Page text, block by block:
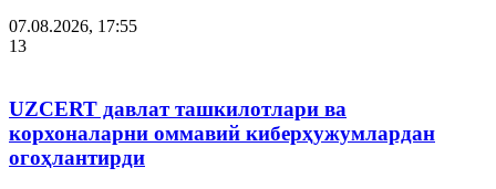
07.08.2026, 17:55
13
UZCERT давлат ташкилотлари ва
корхоналарни оммавий киберҳужумлардан
огоҳлантирди